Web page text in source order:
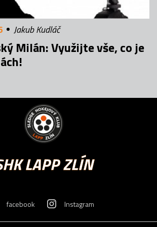
Jakub Kudláč
Milán: Využijte vše, co je
LAPP ZLÍN
facebook Instagram